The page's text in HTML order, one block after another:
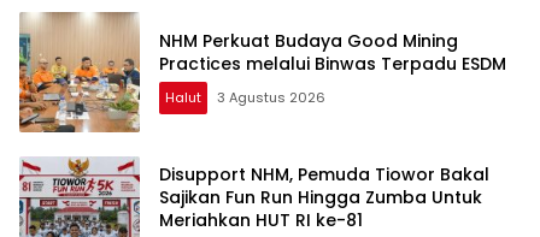
NHM Perkuat Budaya Good Mining
Practices melalui Binwas Terpadu ESDM
Halut 3 Agustus 2026
Disupport NHM, Pemuda Tiowor Bakal
Sajikan Fun Run Hingga Zumba Untuk
Meriahkan HUT RI ke-81